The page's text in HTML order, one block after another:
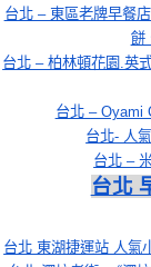
台北 – 東區老牌早餐
餅
台北 – 柏林頓花園.英
台北 – Oyami
台北- 人
台北 –
台北
台北 東湖捷運站 人氣